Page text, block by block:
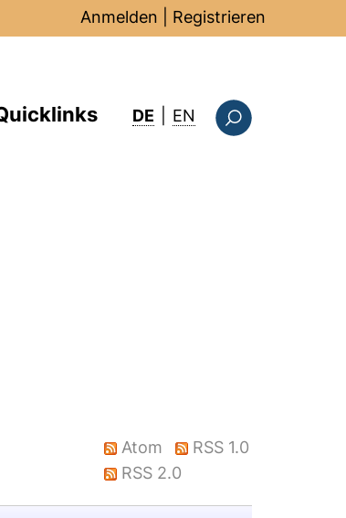
Anmelden Registrieren
DE EN : this page in
Atom
RSS 1.0
RSS 2.0